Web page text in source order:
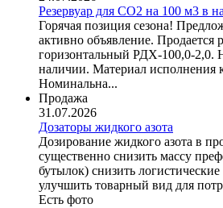
Резервуар для СО2 на 100 м3 в
Горячая позиция сезона!
активно объявление. Продается
горизонтальный РДХ-100,0-2,0.
наличии. Материал исполнения
Номинальна...
Продажа
31.07.2026
Дозаторы жидкого азота
Дозирование жидкого азота в
существенно снизить массу
бутылок) снизить
улучшить товарный вид для
Есть фото